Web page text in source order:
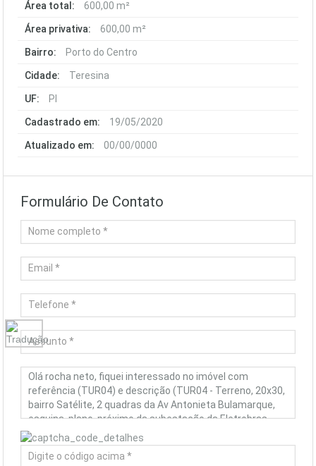
Área total: 600,00 m²
Área privativa: 600,00 m²
Bairro: Porto do Centro
Cidade: Teresina
UF: PI
Cadastrado em: 19/05/2020
Atualizado em: 00/00/0000
Formulário De Contato